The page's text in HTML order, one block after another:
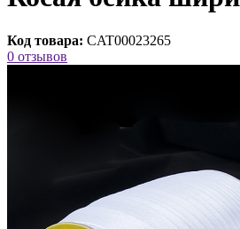
Код товара: CAT00023265
0 отзывов